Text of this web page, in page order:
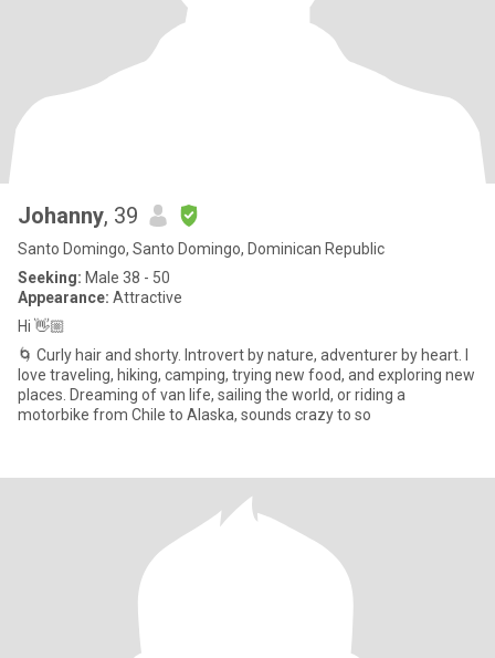
Johanny, 39
Santo Domingo, Santo Domingo, Dominican Republic
Seeking: Male 38 - 50
Appearance: Attractive
Hi 👋🏼
🌀 Curly hair and shorty. Introvert by nature, adventurer by heart. I
love traveling, hiking, camping, trying new food, and exploring new
places. Dreaming of van life, sailing the world, or riding a
motorbike from Chile to Alaska, sounds crazy to so